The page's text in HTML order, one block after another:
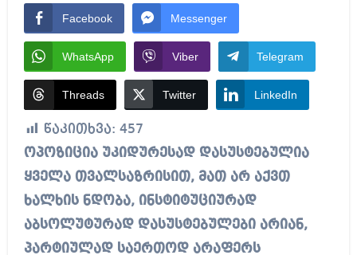
Facebook Messenger
WhatsApp Viber Telegram
Threads Twitter LinkedIn
წაკითხვა: 457
ოპოზიცია უკიდურესად დასუსტებულია
ყველა თვალსაზრისით, მათ არ აქვთ
ხალხის ნდობა, ინსტიტუციურად
აბსოლუტურად დასუსტებულები არიან,
პარტიულად საერთოდ არაფერს